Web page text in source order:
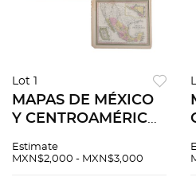
Lot 1
MAPAS DE MÉXICO
Y CENTROAMÉRICA
SIGLO XIX . Mapas
Estimate
MXN$2,000 - MXN$3,000